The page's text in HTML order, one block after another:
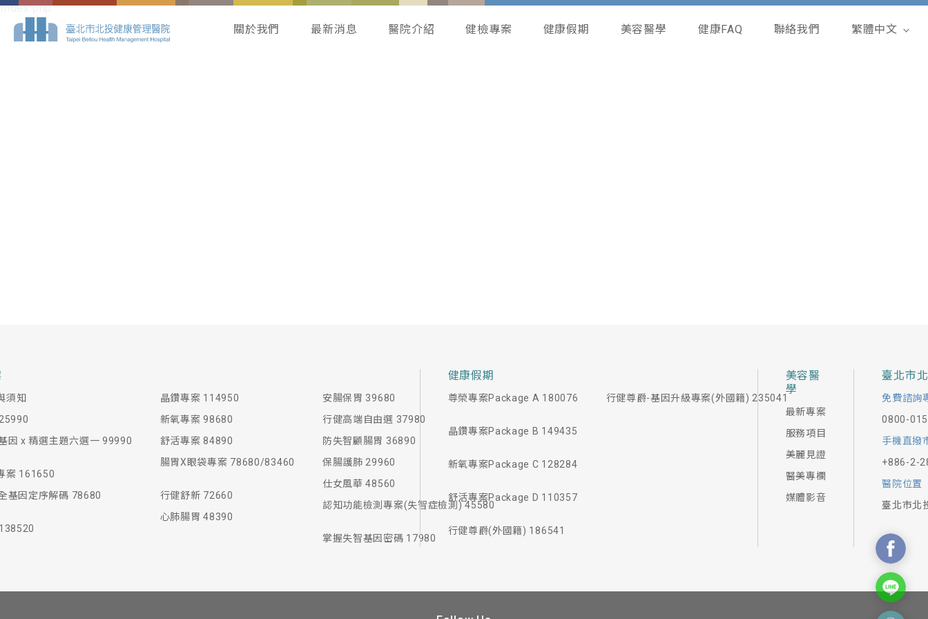
關於我們 最新消息 醫院介紹 健檢專案 健康假期 美容醫學 健康FAQ 聯絡我們 繁體中文
Index.php
須知
因 x 精選主題六選一 99990
案 161650
基因定序解碼 78680
晶鑽專案 114950
新氧專案 98680
舒活專案 84890
腸胃X眼袋專案 78680/83460
行健舒新 72660
心肺腸胃 48390
安腸保胃 39680
行健高端自由選 37980
防失智顧腸胃 36890
保腸護肺 29960
仕女風華 48560
認知功能檢測專案(失智症檢測) 45580
掌握失智基因密碼 17980
健康假期
尊榮專案Package A 180076
晶鑽專案Package B 149435
新氧專案Package C 128284
舒活專案Package D 110357
行健尊爵(外國籍) 186541
行健尊爵-基因升級專案(外國籍) 235041
美容醫
學
最新專案
服務項目
美麗見證
醫美專欄
媒體影音
臺北市
免費諮詢
0800-
手機直撥
+886-2-
醫院位置
臺北市北